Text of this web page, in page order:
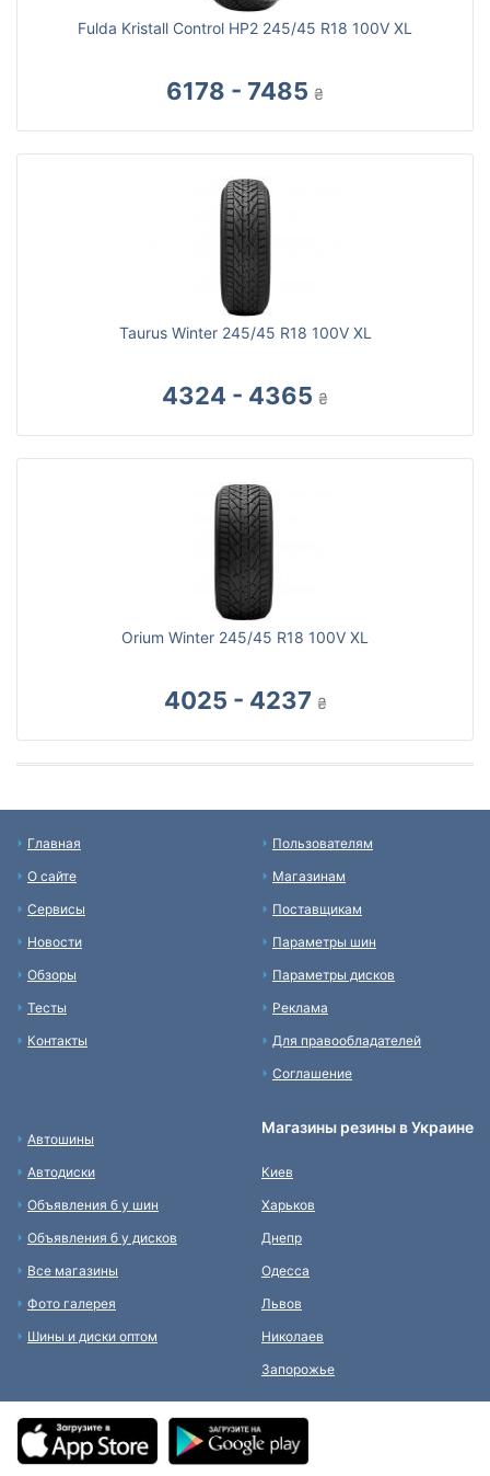
Fulda Kristall Control HP2 245/45 R18 100V XL
6178 - 7485 ₴
Taurus Winter 245/45 R18 100V XL
4324 - 4365 ₴
Orium Winter 245/45 R18 100V XL
4025 - 4237 ₴
Главная
О сайте
Сервисы
Новости
Обзоры
Тесты
Контакты
Пользователям
Магазинам
Поставщикам
Параметры шин
Параметры дисков
Реклама
Для правообладателей
Соглашение
Автошины
Автодиски
Объявления б у шин
Объявления б у дисков
Все магазины
Фото галерея
Шины и диски оптом
Магазины резины в Украине
Киев
Харьков
Днепр
Одесса
Львов
Николаев
Запорожье